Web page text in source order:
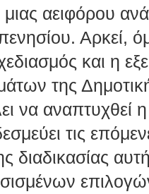
αειφόρου
Αρκεί,
και η
της
να αναπτυχθεί
τις
διαδικασίας